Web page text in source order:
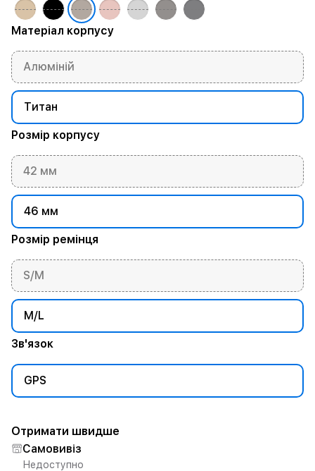
Матеріал корпусу
Алюміній
Титан
Розмір корпусу
42 мм
46 мм
Розмір ремінця
S/M
M/L
Зв'язок
GPS
Отримати швидше
Самовивіз
Недоступно